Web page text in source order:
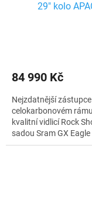
29" kolo
84 990 Kč
Nejzdatnější
celokarbonovém
kvalitní vidlicí Rock
sadou Sram GX
osvědčené výplety
rychlou jízdu v